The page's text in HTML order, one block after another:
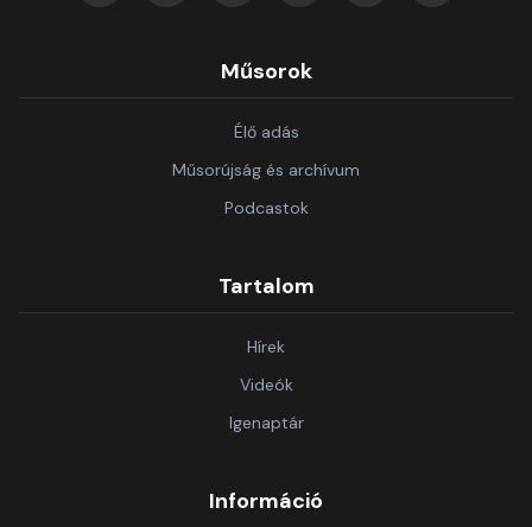
Műsorok
Élő adás
Műsorújság és archívum
Podcastok
Tartalom
Hírek
Videók
Igenaptár
Információ